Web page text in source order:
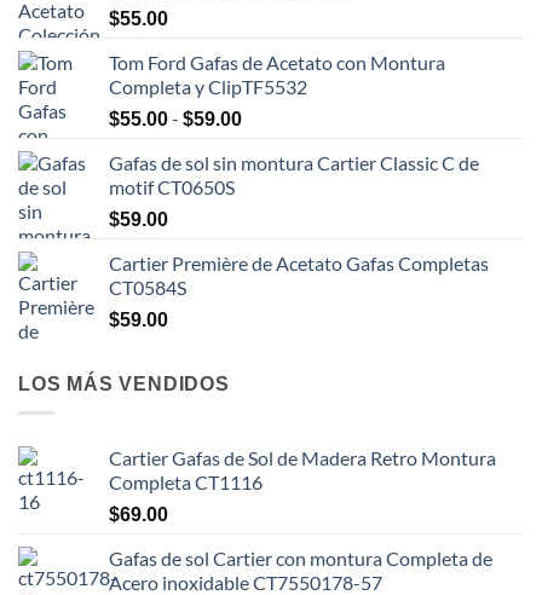
$55.00
Tom Ford Gafas de Acetato con Montura
Completa y ClipTF5532
$55.00- $59.00Rango
precios:
$59.00
Gafas de sol sin montura Cartier Classic C de
motif CT0650S
$59.00
Cartier Première de Acetato Gafas Completas
CT0584S
$59.00
LOS MÁS VENDIDOS
Cartier Gafas de Sol de Madera Retro Montura
Completa CT1116
$69.00
Gafas de sol Cartier con montura Completa de
Acero inoxidable CT7550178-57